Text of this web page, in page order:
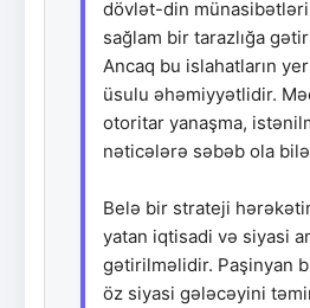
dövlət-din
sağlam bir tarazlığa
Ancaq bu islahatların
üsulu əhəmiyyətlidir.
otoritar yanaşma,
nəticələrə səbəb ola
Belə bir strateji
yatan iqtisadi və siyasi
gətirilməlidir. Paşinyan
öz siyasi gələcəyini